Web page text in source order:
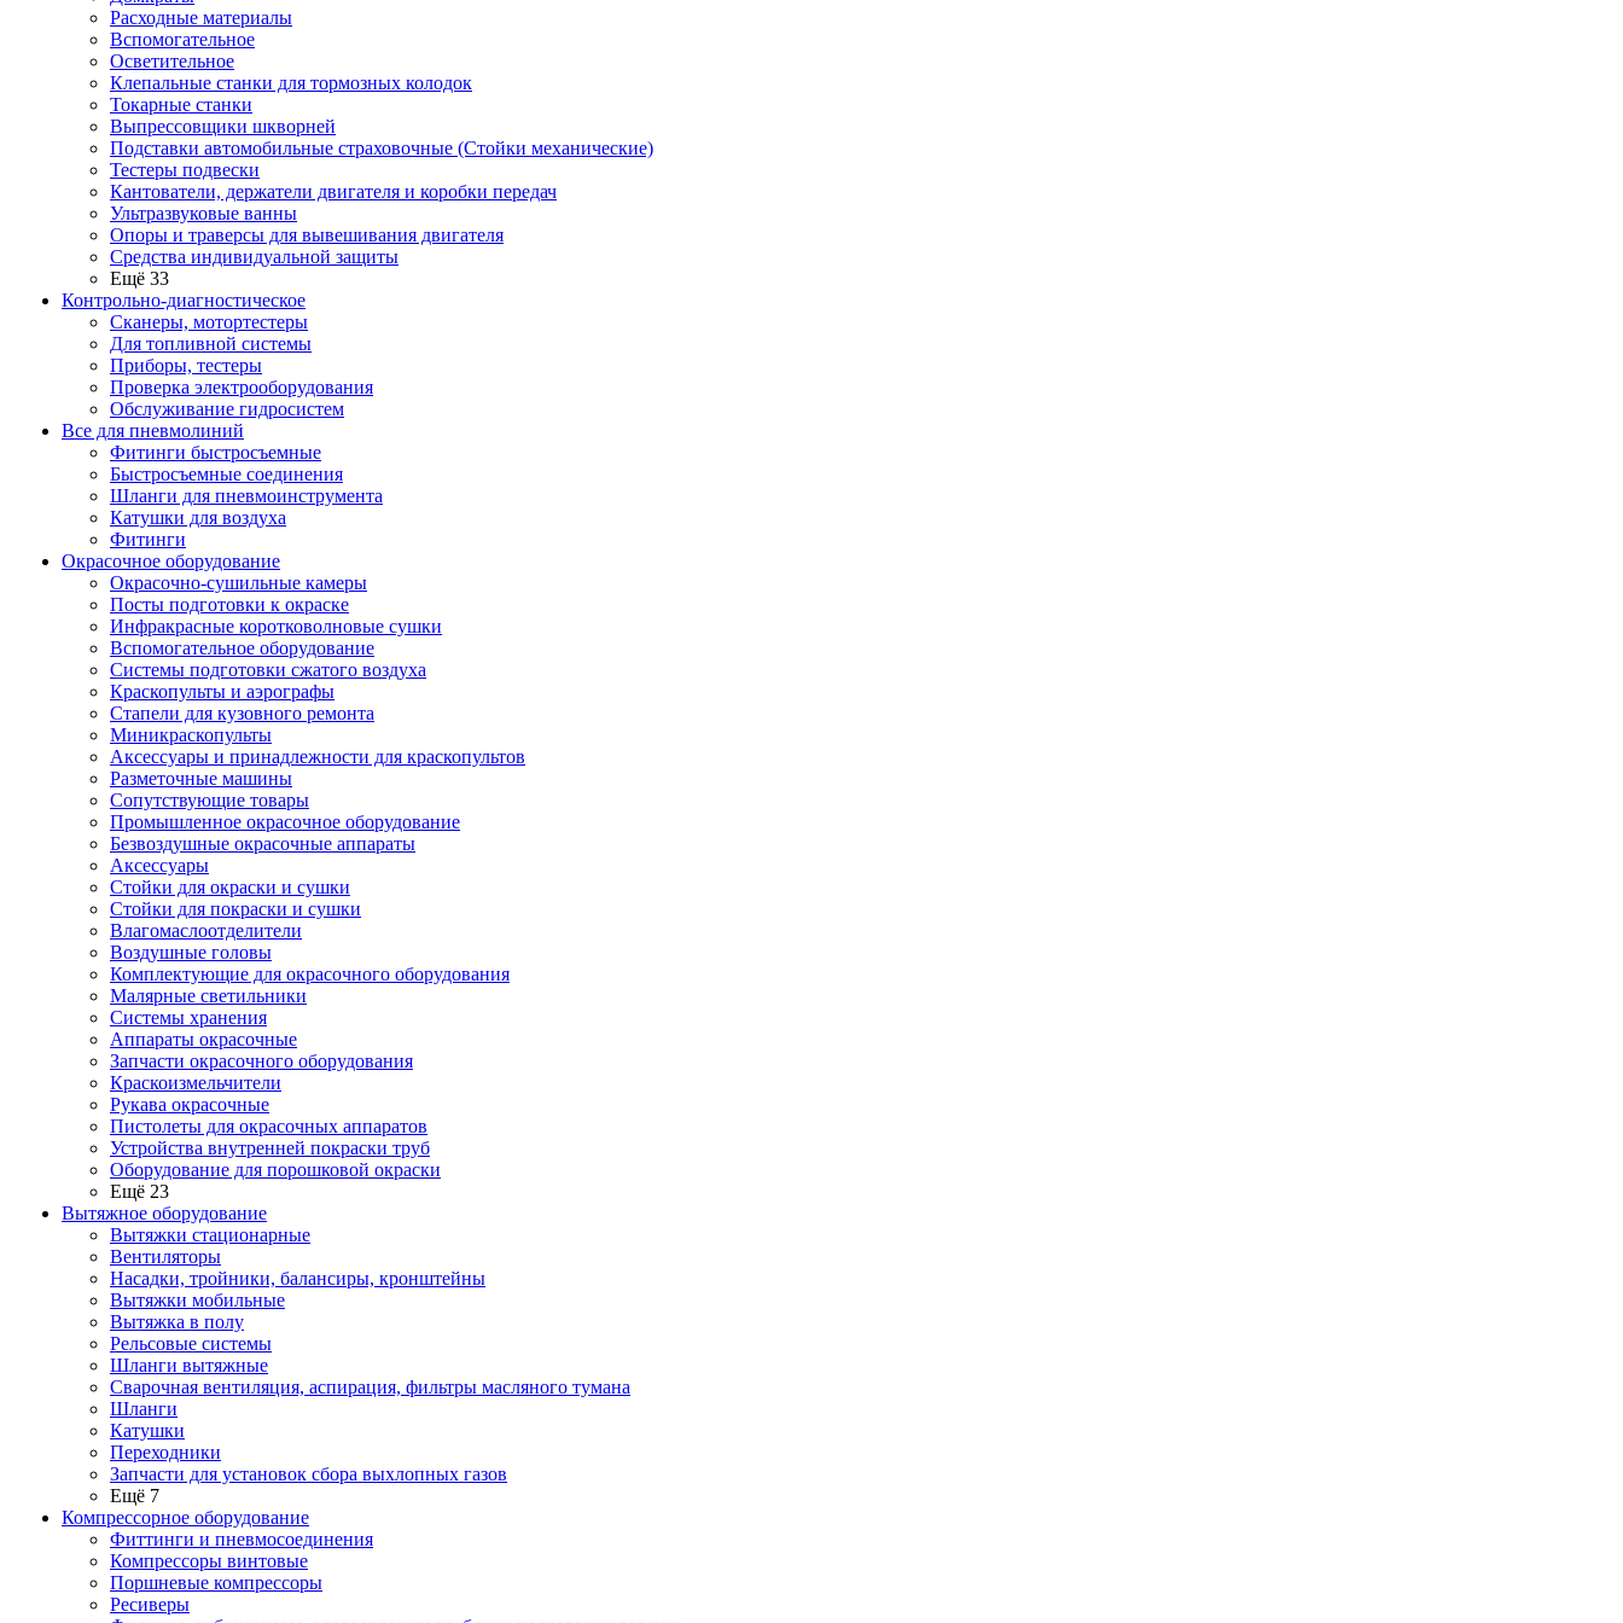
Расходные материалы
Вспомогательное
Осветительное
Клепальные станки для тормозных колодок
Токарные станки
Выпрессовщики шкворней
Подставки автомобильные страховочные (Стойки механические)
Тестеры подвески
Кантователи, держатели двигателя и коробки передач
Ультразвуковые ванны
Опоры и траверсы для вывешивания двигателя
Средства индивидуальной защиты
Ещё 33
Контрольно-диагностическое
Сканеры, мотортестеры
Для топливной системы
Приборы, тестеры
Проверка электрооборудования
Обслуживание гидросистем
Все для пневмолиний
Фитинги быстросъемные
Быстросъемные соединения
Шланги для пневмоинструмента
Катушки для воздуха
Фитинги
Окрасочное оборудование
Окрасочно-сушильные камеры
Посты подготовки к окраске
Инфракрасные коротковолновые сушки
Вспомогательное оборудование
Системы подготовки сжатого воздуха
Краскопульты и аэрографы
Стапели для кузовного ремонта
Миникраскопульты
Аксессуары и принадлежности для краскопультов
Разметочные машины
Сопутствующие товары
Промышленное окрасочное оборудование
Безвоздушные окрасочные аппараты
Аксессуары
Стойки для окраски и сушки
Стойки для покраски и сушки
Влагомаслоотделители
Воздушные головы
Комплектующие для окрасочного оборудования
Малярные светильники
Системы хранения
Аппараты окрасочные
Запчасти окрасочного оборудования
Краскоизмельчители
Рукава окрасочные
Пистолеты для окрасочных аппаратов
Устройства внутренней покраски труб
Оборудование для порошковой окраски
Ещё 23
Вытяжное оборудование
Вытяжки стационарные
Вентиляторы
Насадки, тройники, балансиры, кронштейны
Вытяжки мобильные
Вытяжка в полу
Рельсовые системы
Шланги вытяжные
Сварочная вентиляция, аспирация, фильтры масляного тумана
Шланги
Катушки
Переходники
Запчасти для установок сбора выхлопных газов
Ещё 7
Компрессорное оборудование
Фиттинги и пневмосоединения
Компрессоры винтовые
Поршневые компрессоры
Ресиверы